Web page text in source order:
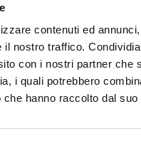
contenuti ed
nostro traffico.
con i nostri partner che
i quali potrebbero
hanno raccolto dal